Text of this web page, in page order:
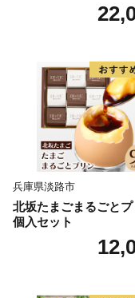
兵庫県淡路市
北坂たまごまるごとプ
個入セット